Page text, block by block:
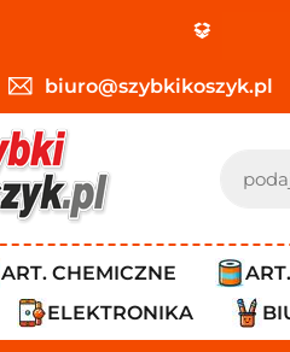
biuro@szybkikoszyk.pl
ART. CHEMICZNE
ELEKTRONIKA